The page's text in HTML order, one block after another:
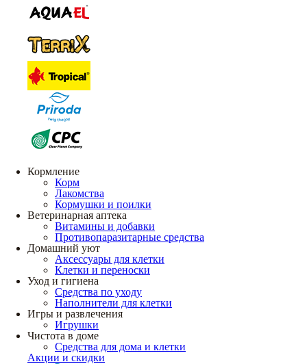
Кормление
Корм
Лакомства
Кормушки и поилки
Ветеринарная аптека
Витамины и добавки
Противопаразитарные средства
Домашний уют
Аксессуары для клетки
Клетки и переноски
Уход и гигиена
Средства по уходу
Наполнители для клетки
Игры и развлечения
Игрушки
Чистота в доме
Средства для дома и клетки
Акции и скидки